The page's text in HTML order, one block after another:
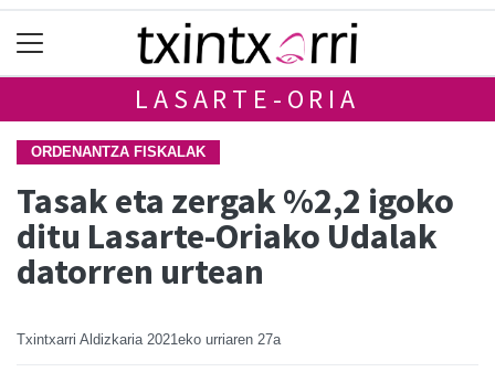
LASARTE-ORIA
ORDENANTZA FISKALAK
Tasak eta zergak %2,2 igoko
ditu Lasarte-Oriako Udalak
datorren urtean
Txintxarri Aldizkaria 2021eko urriaren 27a